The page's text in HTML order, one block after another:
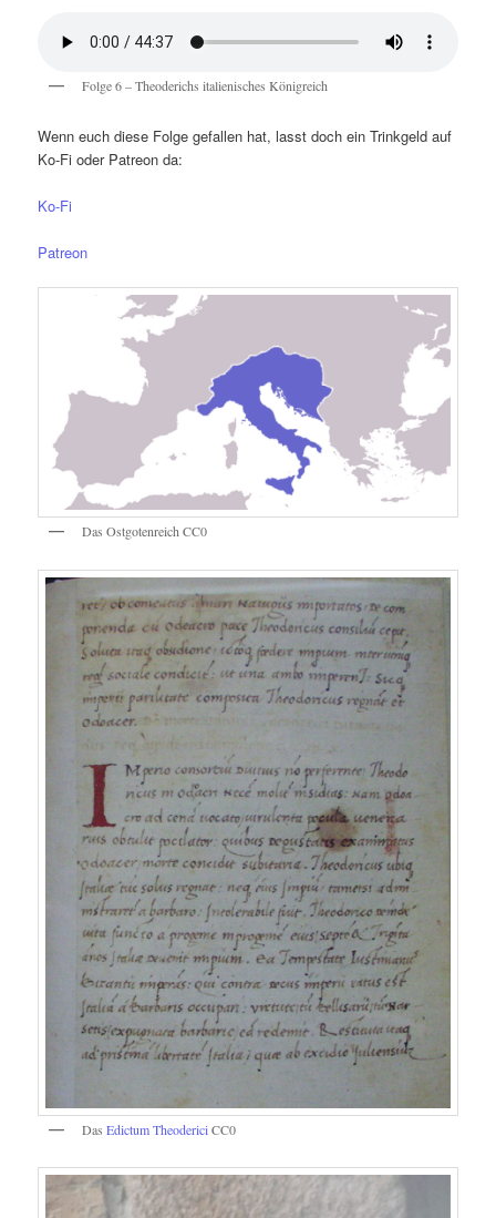
Folge 6 – Theoderichs italienisches Königreich
Wenn euch diese Folge gefallen hat, lasst doch ein Trinkgeld auf
Ko-Fi oder Patreon da:
Ko-Fi
Patreon
Das Ostgotenreich CC0
DasEdictum TheodericiCC0